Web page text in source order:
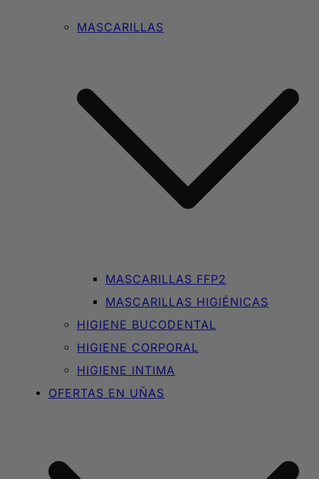
MASCARILLAS
MASCARILLAS FFP2
MASCARILLAS HIGIÉNICAS
HIGIENE BUCODENTAL
HIGIENE CORPORAL
HIGIENE INTIMA
OFERTAS EN UÑAS